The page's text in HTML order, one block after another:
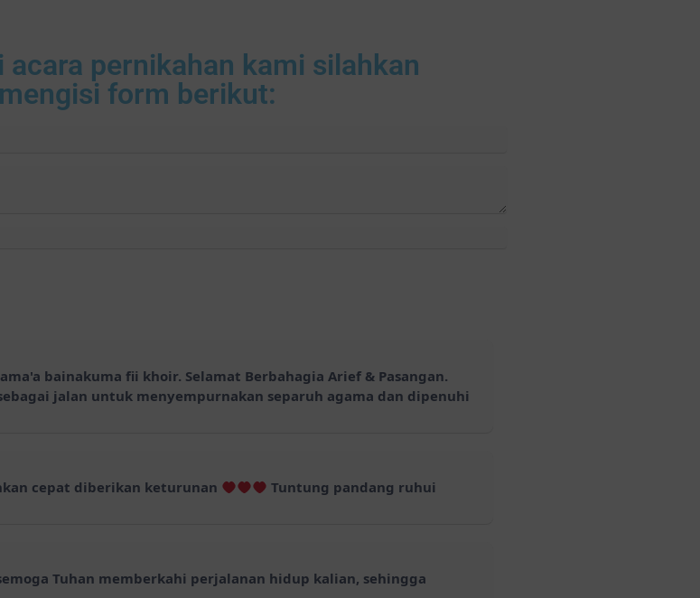
pernikahan kami silahkan
form berikut:
bainakuma fii khoir. Selamat Berbahagia Arief & Pasangan.
jalan untuk menyempurnakan separuh agama dan dipenuhi
cepat diberikan keturunan
Tuntung pandang ruhui
Tuhan memberkahi perjalanan hidup kalian, sehingga